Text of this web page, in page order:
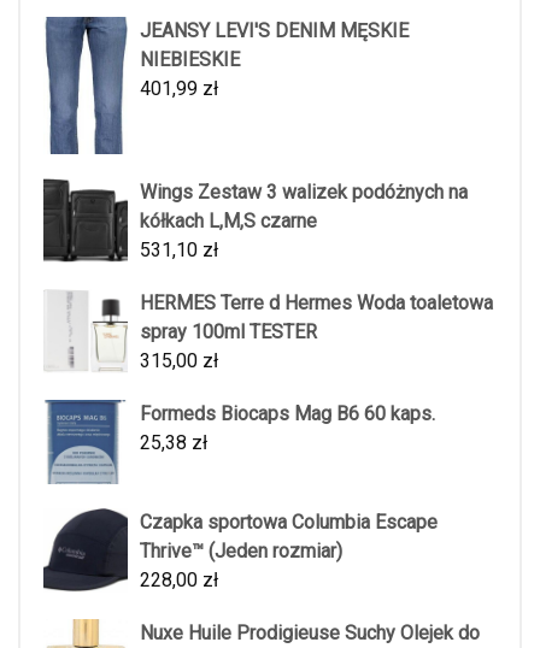
JEANSY LEVI'S DENIM MĘSKIE
NIEBIESKIE
401,99 zł
Wings Zestaw 3 walizek podóżnych na
kółkach L,M,S czarne
531,10 zł
HERMES Terre d Hermes Woda toaletowa
spray 100ml TESTER
315,00 zł
Formeds Biocaps Mag B6 60 kaps.
25,38 zł
Czapka sportowa Columbia Escape
Thrive™ (Jeden rozmiar)
228,00 zł
Nuxe Huile Prodigieuse Suchy Olejek do